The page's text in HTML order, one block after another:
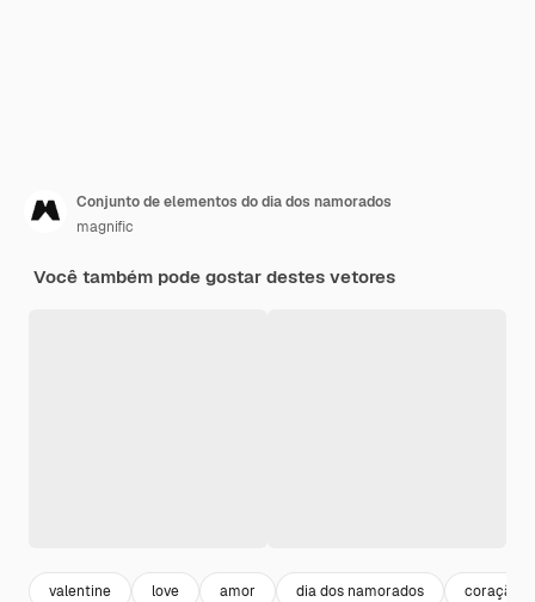
Conjunto de elementos do dia dos namorados
magnific
Você também pode gostar destes vetores
valentine love amor dia dos namorados coração